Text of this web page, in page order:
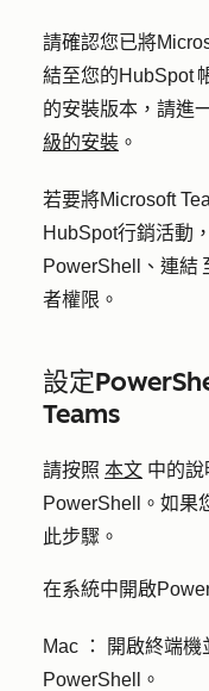
請確認您已將
結至您的HubSpot
的安裝版本，請進
級的安裝 。
若要將Microsoft
HubSpot行銷活動
PowerShell、連結
者權限。
設定
Teams
請按照 本文 中的
PowerShell。如果
此步驟。
在系統中開啟
Mac ： 開啟終端機
PowerShell。